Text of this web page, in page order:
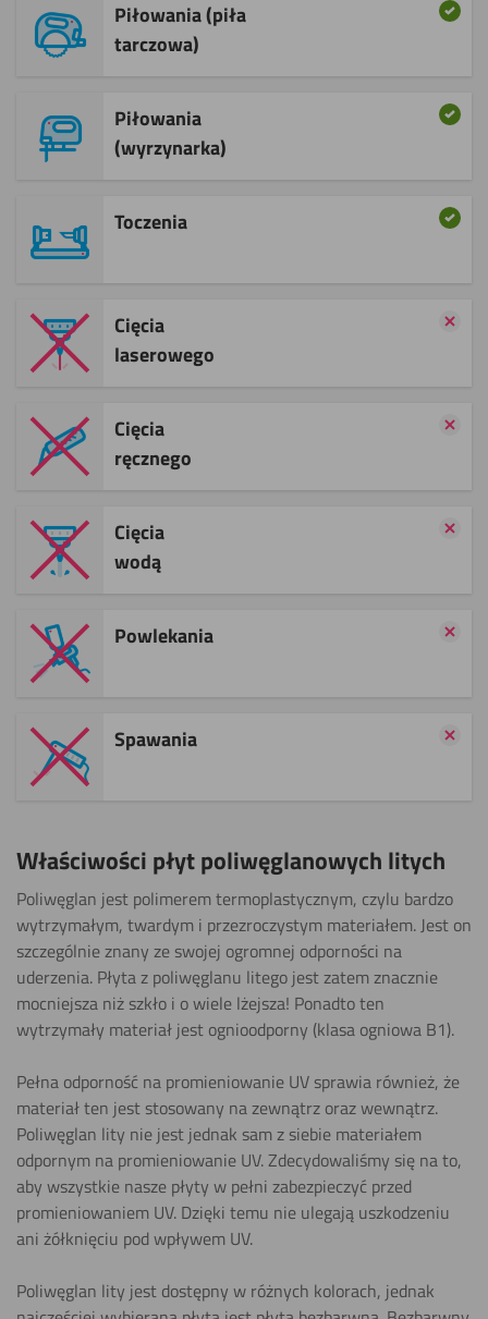
Piłowania (piła
tarczowa) ​
Piłowania
(wyrzynarka)
Toczenia
Cięcia
laserowego
Cięcia
ręcznego
Cięcia
wodą
Powlekania
Spawania
Właściwości płyt poliwęglanowych litych
Poliwęglan jest polimerem termoplastycznym, czylu bardzo
wytrzymałym, twardym i przezroczystym materiałem. Jest on
szczególnie znany ze swojej ogromnej odporności na
uderzenia. Płyta z poliwęglanu litego jest zatem znacznie
mocniejsza niż szkło i o wiele lżejsza! Ponadto ten
wytrzymały materiał jest ognioodporny (klasa ogniowa B1).
Pełna odporność na promieniowanie UV sprawia również, że
materiał ten jest stosowany na zewnątrz oraz wewnątrz.
Poliwęglan lity nie jest jednak sam z siebie materiałem
odpornym na promieniowanie UV. Zdecydowaliśmy się na to,
aby wszystkie nasze płyty w pełni zabezpieczyć przed
promieniowaniem UV. Dzięki temu nie ulegają uszkodzeniu
ani żółknięciu pod wpływem UV.
Poliwęglan lity jest dostępny w różnych kolorach, jednak